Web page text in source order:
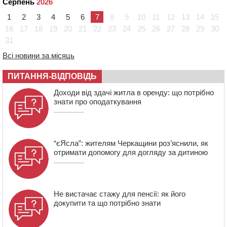
08:22
“На щиті” у Чорнобаївську громаду повертається
полеглий біля Кліщіївки воїн
07:30
Понад 968 мільйонів гривень земельного податку
сплатили на Черкащині
06 СЕРПНЯ 2026, ЧЕТВЕР
21:13 Вісім медалей, з яких чотири золоті: черкаські
спортсмени тріумфували на чемпіонаті України
Серпень 2026
1
2 3 4 5 6 7 8 9 10 11 12 13 14
15
16
17 18 19 20 21 22 23 24 25 26 27 28 29
30
31
Всі новини за місяць
ПИТАННЯ-ВІДПОВІДЬ
Доходи від здачі житла в оренду: що потрібно
знати про оподаткування
“єЯсла”: жителям Черкащини роз’яснили, як
отримати допомогу для догляду за дитиною
Не вистачає стажу для пенсії: як його
докупити та що потрібно знати